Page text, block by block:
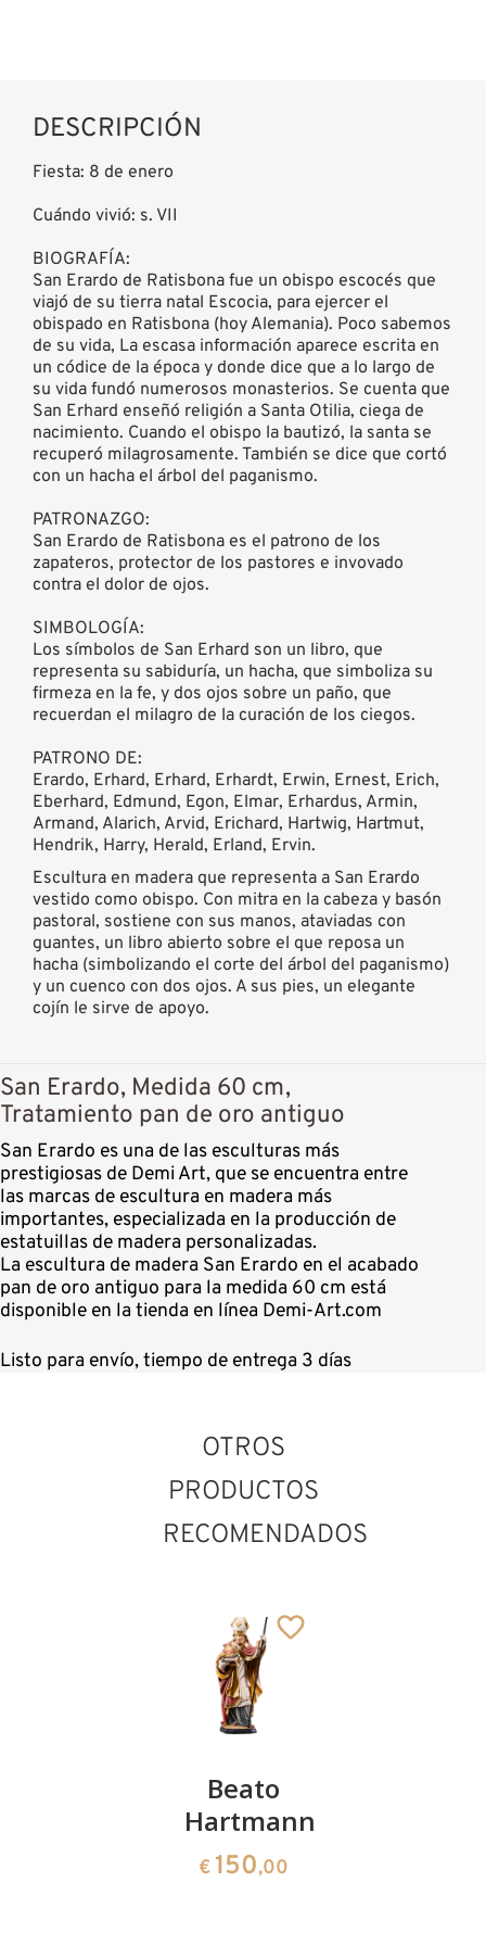
DESCRIPCIÓN
Fiesta: 8 de enero
Cuándo vivió: s. VII
BIOGRAFÍA:
San Erardo de Ratisbona fue un obispo escocés que
viajó de su tierra natal Escocia, para ejercer el
obispado en Ratisbona (hoy Alemania). Poco sabemos
de su vida, La escasa información aparece escrita en
un códice de la época y donde dice que a lo largo de
su vida fundó numerosos monasterios. Se cuenta que
San Erhard enseñó religión a Santa Otilia, ciega de
nacimiento. Cuando el obispo la bautizó, la santa se
recuperó milagrosamente. También se dice que cortó
con un hacha el árbol del paganismo.
PATRONAZGO:
San Erardo de Ratisbona es el patrono de los
zapateros, protector de los pastores e invovado
contra el dolor de ojos.
SIMBOLOGÍA:
Los símbolos de San Erhard son un libro, que
representa su sabiduría, un hacha, que simboliza su
firmeza en la fe, y dos ojos sobre un paño, que
recuerdan el milagro de la curación de los ciegos.
PATRONO DE:
Erardo, Erhard, Erhard, Erhardt, Erwin, Ernest, Erich,
Eberhard, Edmund, Egon, Elmar, Erhardus, Armin,
Armand, Alarich, Arvid, Erichard, Hartwig, Hartmut,
Hendrik, Harry, Herald, Erland, Ervin.
Escultura en madera que representa a San Erardo
vestido como obispo. Con mitra en la cabeza y basón
pastoral, sostiene con sus manos, ataviadas con
guantes, un libro abierto sobre el que reposa un
hacha (simbolizando el corte del árbol del paganismo)
y un cuenco con dos ojos. A sus pies, un elegante
cojín le sirve de apoyo.
San Erardo, Medida 60 cm,
Tratamiento pan de oro antiguo
San Erardo es una de las esculturas más
prestigiosas de Demi Art, que se encuentra entre
las marcas de escultura en madera más
importantes, especializada en la producción de
estatuillas de madera personalizadas.
La escultura de madera San Erardo en el acabado
pan de oro antiguo para la medida 60 cm está
disponible en la tienda en línea Demi-Art.com
Listo para envío, tiempo de entrega 3 días
OTROS
PRODUCTOS
RECOMENDADOS
Beato
Hartmann
€ 150,00